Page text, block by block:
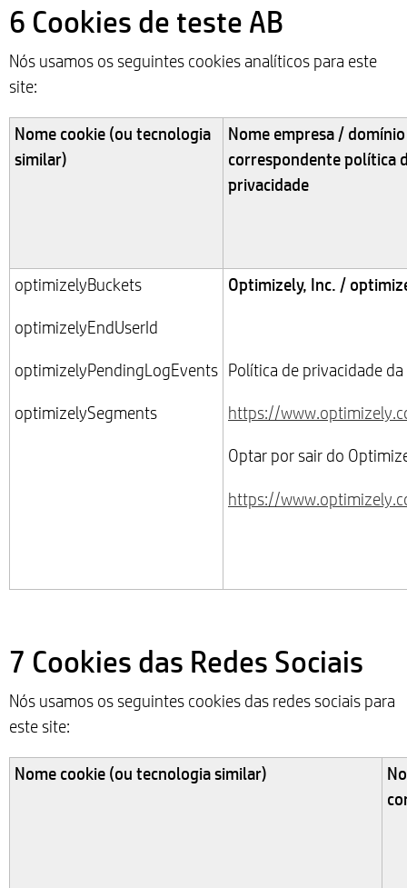
6 Cookies de teste AB
Nós usamos os seguintes cookies analíticos para este
site:
Nome cookie (ou tecnologia
similar)
Nome empresa /
correspondente política
privacidade
optimizelyBuckets
optimizelyEndUserId
optimizelyPendingLogEvents
optimizelySegments
Optimizely, Inc. /
Política de privacidade
https://
Optar por sair do
https://
7 Cookies das Redes Sociais
Nós usamos os seguintes cookies das redes sociais para
este site:
Nome cookie (ou tecnologia similar)